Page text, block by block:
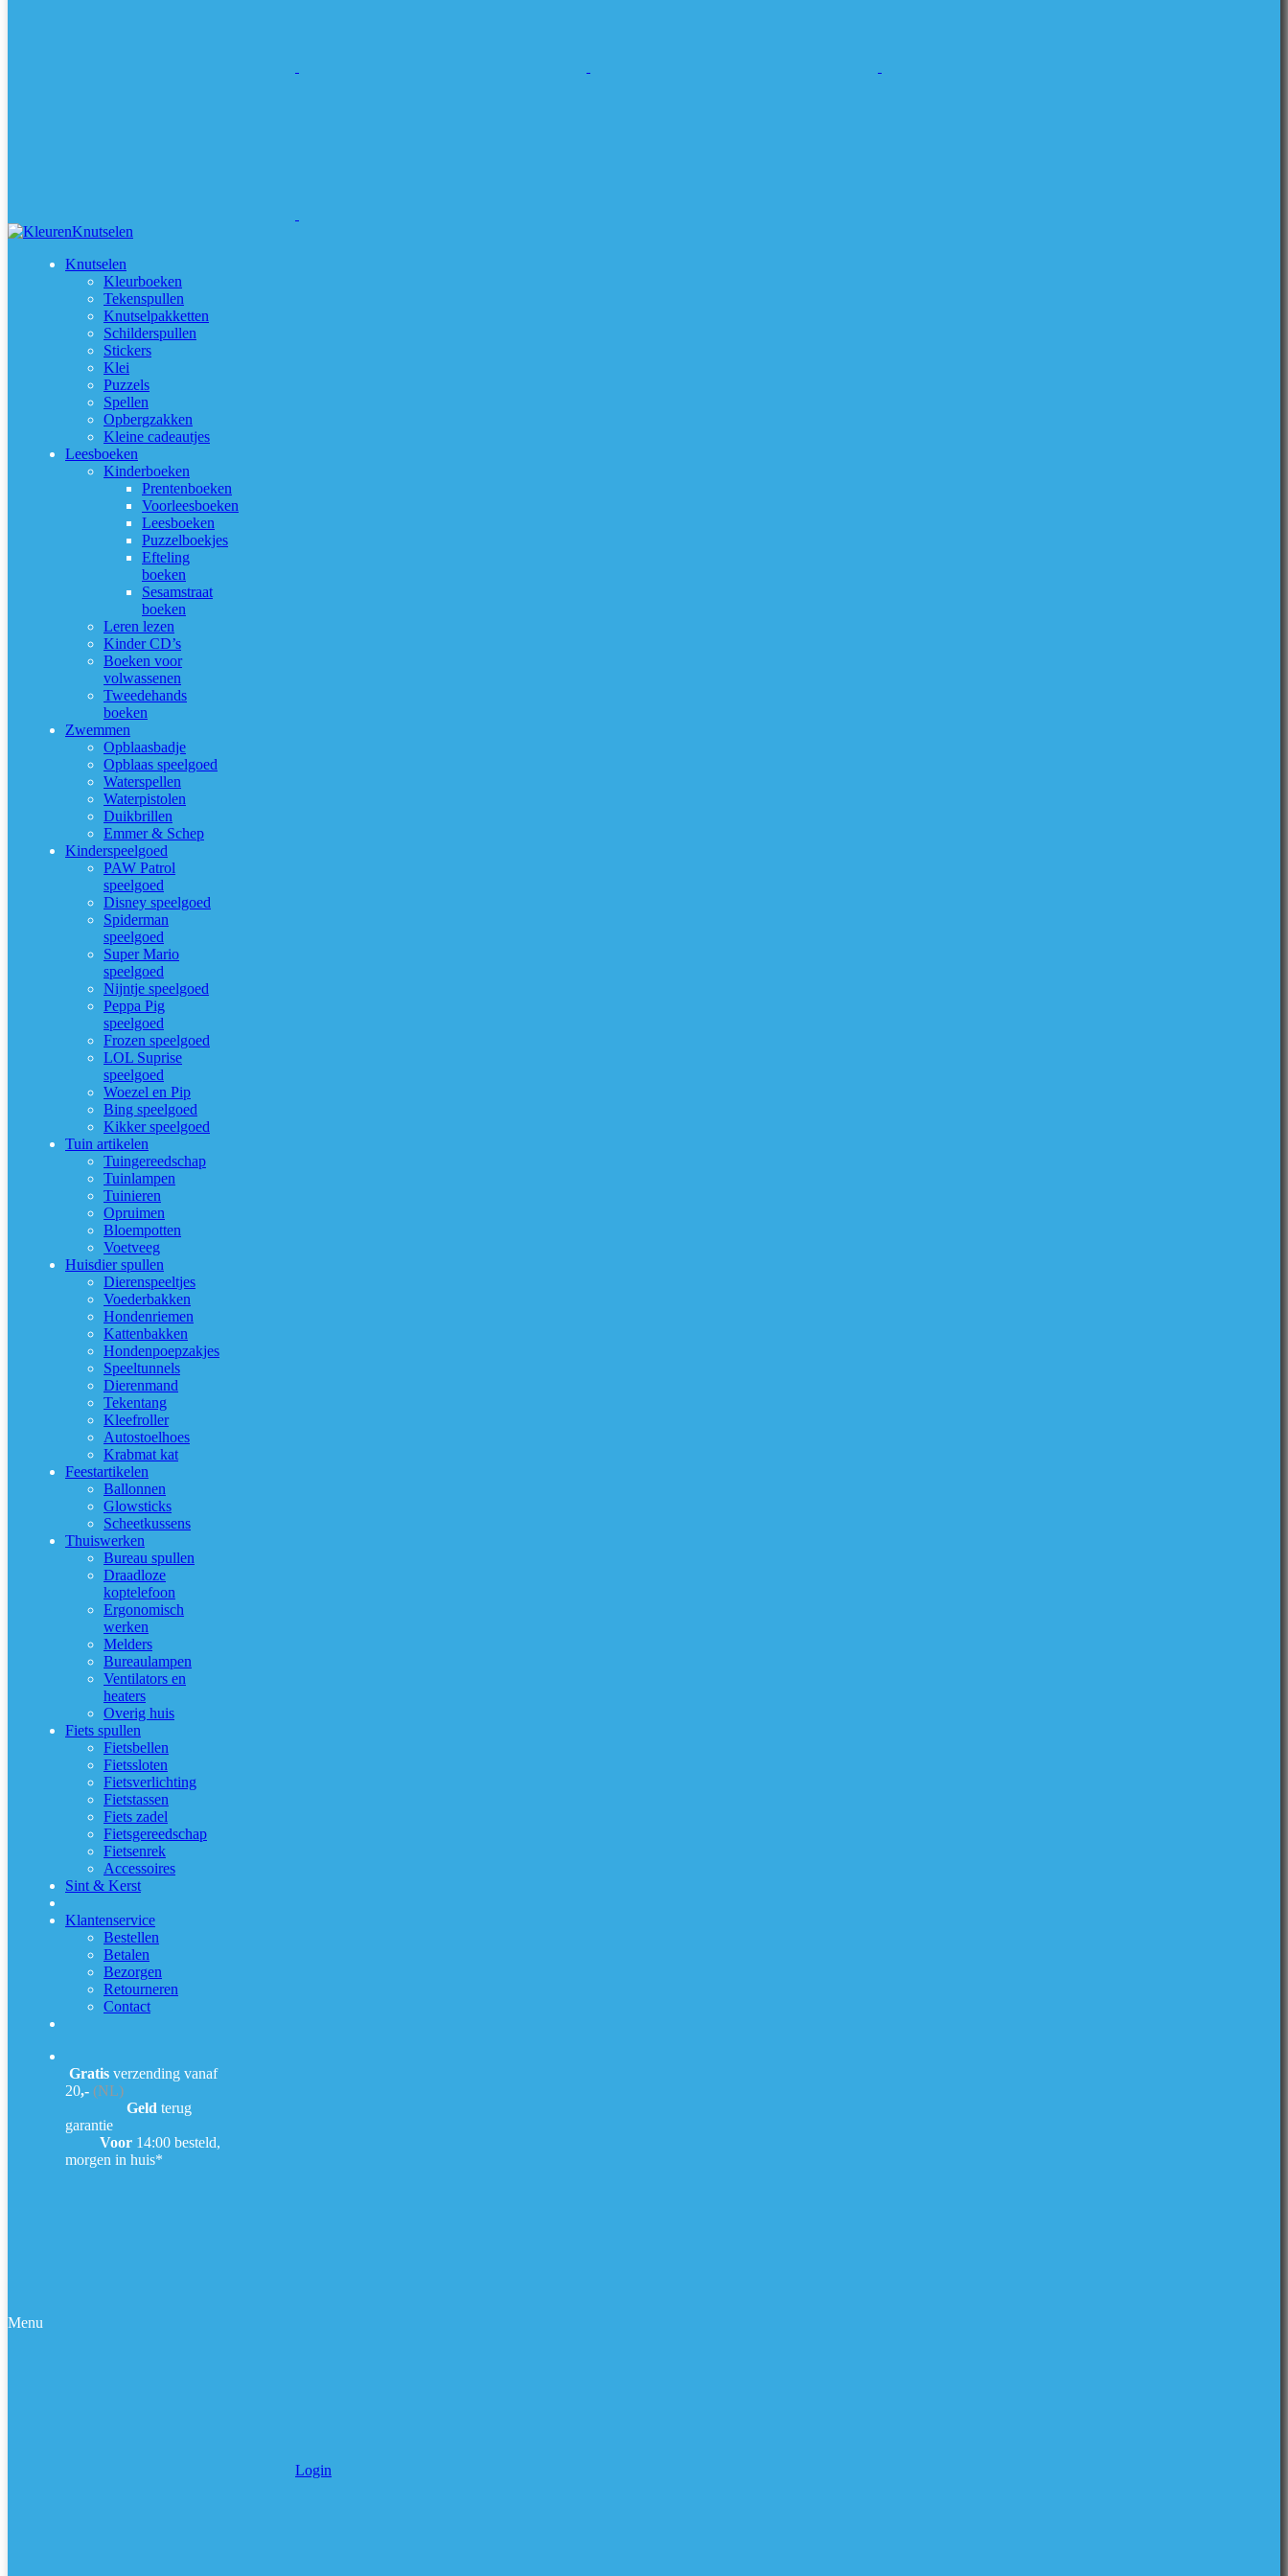
Knutselen
Kleurboeken
Tekenspullen
Knutselpakketten
Schilderspullen
Stickers
Klei
Puzzels
Spellen
Opbergzakken
Kleine cadeautjes
Leesboeken
Kinderboeken
Prentenboeken
Voorleesboeken
Leesboeken
Puzzelboekjes
Efteling
boeken
Sesamstraat
boeken
Leren lezen
Kinder CD’s
Boeken voor
volwassenen
Tweedehands
boeken
Zwemmen
Opblaasbadje
Opblaas speelgoed
Waterspellen
Waterpistolen
Duikbrillen
Emmer & Schep
Kinderspeelgoed
PAW Patrol
speelgoed
Disney speelgoed
Spiderman
speelgoed
Super Mario
speelgoed
Nijntje speelgoed
Peppa Pig
speelgoed
Frozen speelgoed
LOL Suprise
speelgoed
Woezel en Pip
Bing speelgoed
Kikker speelgoed
Tuin artikelen
Tuingereedschap
Tuinlampen
Tuinieren
Opruimen
Bloempotten
Voetveeg
Huisdier spullen
Dierenspeeltjes
Voederbakken
Hondenriemen
Kattenbakken
Hondenpoepzakjes
Speeltunnels
Dierenmand
Tekentang
Kleefroller
Autostoelhoes
Krabmat kat
Feestartikelen
Ballonnen
Glowsticks
Scheetkussens
Thuiswerken
Bureau spullen
Draadloze
koptelefoon
Ergonomisch
werken
Melders
Bureaulampen
Ventilators en
heaters
Overig huis
Fiets spullen
Fietsbellen
Fietssloten
Fietsverlichting
Fietstassen
Fiets zadel
Fietsgereedschap
Fietsenrek
Accessoires
Sint & Kerst
Klantenservice
Bestellen
Betalen
Bezorgen
Retourneren
Contact
Gratis verzending vanaf
20,- (NL)
Geld terug
garantie
Voor 14:00 besteld,
morgen in huis*
Menu
Login